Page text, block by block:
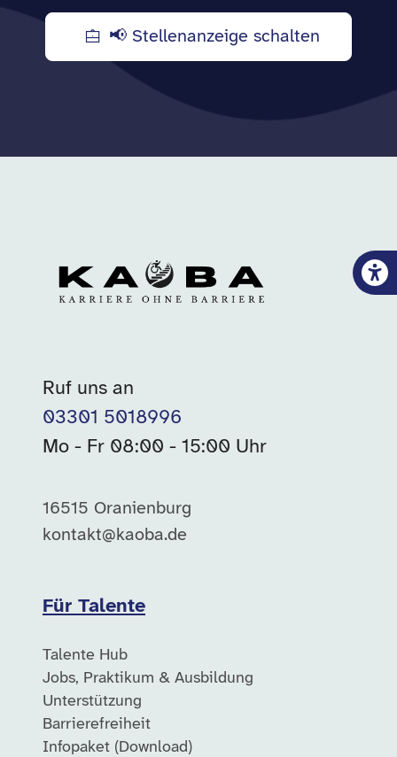
📢 Stellenanzeige schalten
Ruf uns an
03301 5018996
Mo - Fr 08:00 - 15:00 Uhr
16515 Oranienburg
kontakt@kaoba.de
Für Talente
Talente Hub
Jobs, Praktikum & Ausbildung
Unterstützung
Barrierefreiheit
Infopaket (Download)